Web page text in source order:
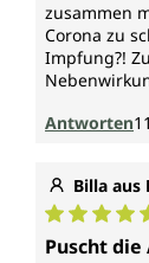
zusammen
Corona zu
Impfung?!
Antworten
Billa aus
Puscht die